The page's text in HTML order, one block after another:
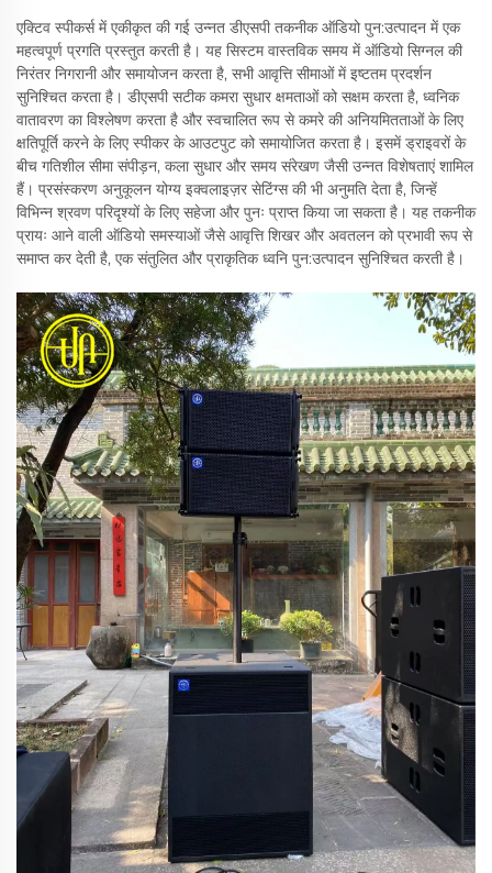
एक्टिव स्पीकर्स में एकीकृत की गई उन्नत डीएसपी तकनीक ऑडियो पुन:उत्पादन में एक
महत्वपूर्ण प्रगति प्रस्तुत करती है। यह सिस्टम वास्तविक समय में ऑडियो सिग्नल की
निरंतर निगरानी और समायोजन करता है, सभी आवृत्ति सीमाओं में इष्टतम प्रदर्शन
सुनिश्चित करता है। डीएसपी सटीक कमरा सुधार क्षमताओं को सक्षम करता है, ध्वनिक
वातावरण का विश्लेषण करता है और स्वचालित रूप से कमरे की अनियमितताओं के लिए
क्षतिपूर्ति करने के लिए स्पीकर के आउटपुट को समायोजित करता है। इसमें ड्राइवरों के
बीच गतिशील सीमा संपीड़न, कला सुधार और समय संरेखण जैसी उन्नत विशेषताएं शामिल
हैं। प्रसंस्करण अनुकूलन योग्य इक्वलाइज़र सेटिंग्स की भी अनुमति देता है, जिन्हें
विभिन्न श्रवण परिदृश्यों के लिए सहेजा और पुनः प्राप्त किया जा सकता है। यह तकनीक
प्रायः आने वाली ऑडियो समस्याओं जैसे आवृत्ति शिखर और अवतलन को प्रभावी रूप से
समाप्त कर देती है, एक संतुलित और प्राकृतिक ध्वनि पुन:उत्पादन सुनिश्चित करती है।